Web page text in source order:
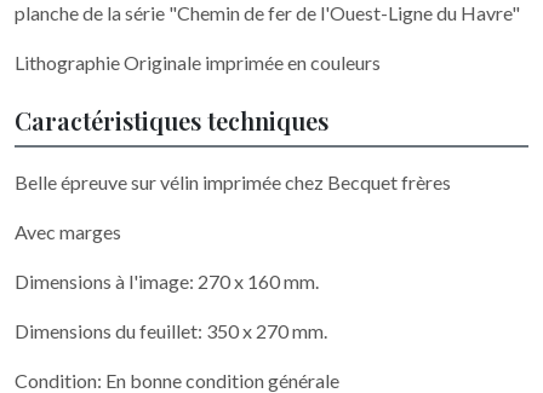
planche de la série "Chemin de fer de l'Ouest-Ligne du Havre"
Lithographie Originale imprimée en couleurs
Caractéristiques techniques
Belle épreuve sur vélin imprimée chez Becquet frères
Avec marges
Dimensions à l'image: 270 x 160 mm.
Dimensions du feuillet: 350 x 270 mm.
Condition: En bonne condition générale